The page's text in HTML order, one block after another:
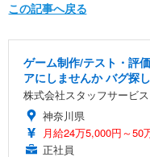
この記事へ戻る
ゲーム制作/テスト・評
アにしませんか バグ探し
株式会社スタッフサービス
神奈川県
月給24万5,000円～50
正社員